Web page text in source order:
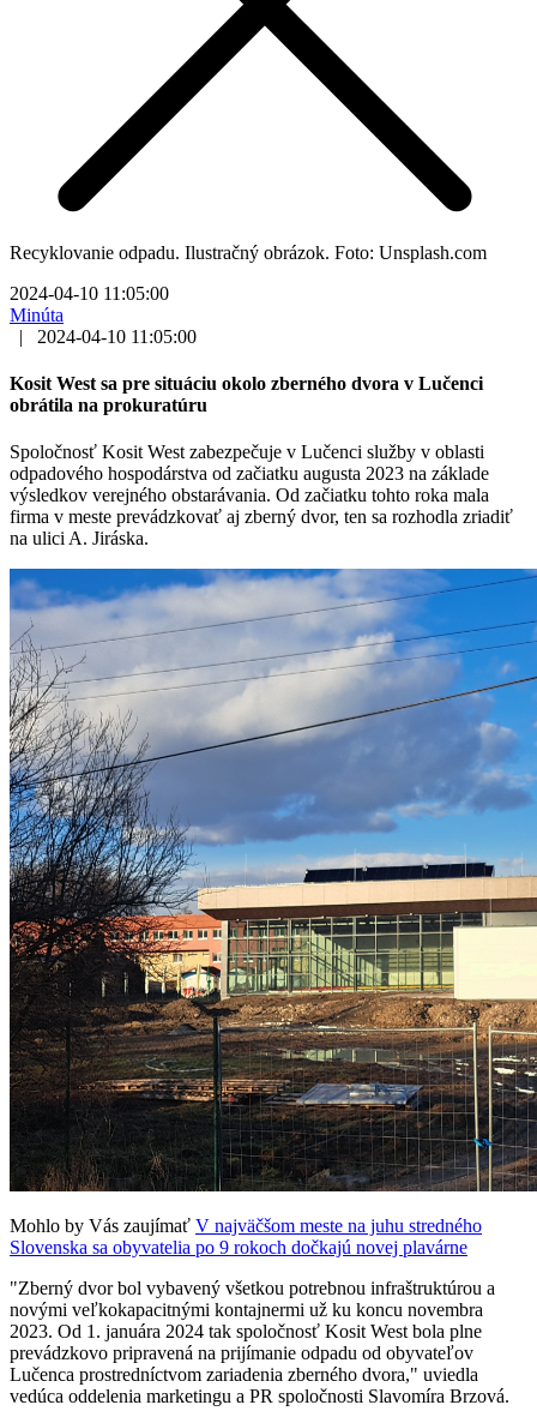
Recyklovanie odpadu. Ilustračný obrázok. Foto: Unsplash.com
2024-04-10 11:05:00
Minúta
|
2024-04-10 11:05:00
Kosit West sa pre situáciu okolo zberného dvora v Lučenci
obrátila na prokuratúru
Spoločnosť Kosit West zabezpečuje v Lučenci služby v oblasti
odpadového hospodárstva od začiatku augusta 2023 na základe
výsledkov verejného obstarávania. Od začiatku tohto roka mala
firma v meste prevádzkovať aj zberný dvor, ten sa rozhodla zriadiť
na ulici A. Jiráska.
Mohlo by Vás zaujímať V najväčšom meste na juhu stredného
Slovenska sa obyvatelia po 9 rokoch dočkajú novej plavárne
"Zberný dvor bol vybavený všetkou potrebnou infraštruktúrou a
novými veľkokapacitnými kontajnermi už ku koncu novembra
2023. Od 1. januára 2024 tak spoločnosť Kosit West bola plne
prevádzkovo pripravená na prijímanie odpadu od obyvateľov
Lučenca prostredníctvom zariadenia zberného dvora," uviedla
vedúca oddelenia marketingu a PR spoločnosti Slavomíra Brzová.